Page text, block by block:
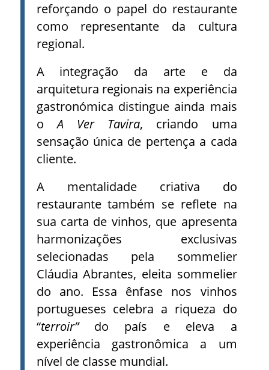
reforçando o papel do restaurante
como representante da cultura
regional.
A integração da arte e da
arquitetura regionais na experiência
gastronómica distingue ainda mais
o A Ver Tavira, criando uma
sensação única de pertença a cada
cliente.
A mentalidade criativa do
restaurante também se reflete na
sua carta de vinhos, que apresenta
harmonizações exclusivas
selecionadas pela sommelier
Cláudia Abrantes, eleita sommelier
do ano. Essa ênfase nos vinhos
portugueses celebra a riqueza do
“terroir”do país e eleva a
experiência gastronômica a um
nível de classe mundial.